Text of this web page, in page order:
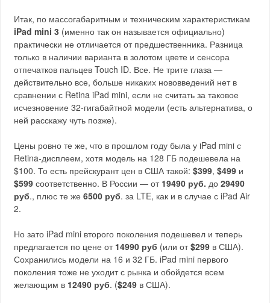
Итак, по массогабаритным и техническим характеристикам
iPad mini 3 (именно так он называется официально)
практически не отличается от предшественника. Разница
только в наличии варианта в золотом цвете и сенсора
отпечатков пальцев Touch ID. Все. Не трите глаза —
действительно все, больше никаких нововведений нет в
сравнении с Retina iPad mini, если не считать за таковое
исчезновение 32-гигабайтной модели (есть альтернатива, о
ней расскажу чуть позже).
Цены ровно те же, что в прошлом году была у iPad mini с
Retina-дисплеем, хотя модель на 128 ГБ подешевела на
$100. То есть прейскурант цен в США такой:$399,$499 и
$599 соответственно. В России — от 19490 руб. до29490
руб., плюс те же6500 руб. за LTE, как и в случае с iPad Air
2.
Но зато iPad mini второго поколения подешевел и теперь
предлагается по цене от 14990 руб (или от$299 в США).
Сохранились модели на 16 и 32 ГБ. iPad mini первого
поколения тоже не уходит с рынка и обойдется всем
желающим в 12490 руб. ($249 в США).